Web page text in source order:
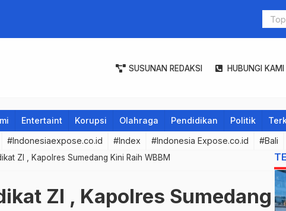
Ny. IA
Atas
Unggul
SUSUNAN REDAKSI HUBUNGI KAMI
Entertaint Korupsi Olahraga Pendidikan Politik
#Indonesiaexpose.co.id #Index #Indonesia Expose.co.id #Bali
ZI , Kapolres Sumedang Kini Raih WBBM
ZI , Kapolres Sumedang